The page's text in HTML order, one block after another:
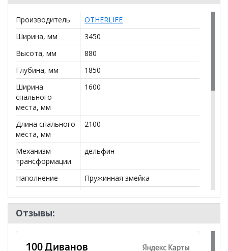
*Дополнительную информацию о том, как купить
Диван модульный Томас с баром и пуфом с узкими
подлокотниками
уточняйте у нашего менеджера по
телефону+79292022735.
**Цены на официальном сайте
действительны только для интернет-магазинаи
могут отличаться от цен в розничных магазинах-
салонах сети!
Производитель
OTHERLIFE
Ширина, мм
3450
Высота, мм
880
Глубина, мм
1850
Ширина
спального
места, мм
1600
Длина спального
места, мм
2100
Механизм
трансформации
дельфин
Наполнение
Пружинная змейка
мест
Наличие короба
да
Отзывы: